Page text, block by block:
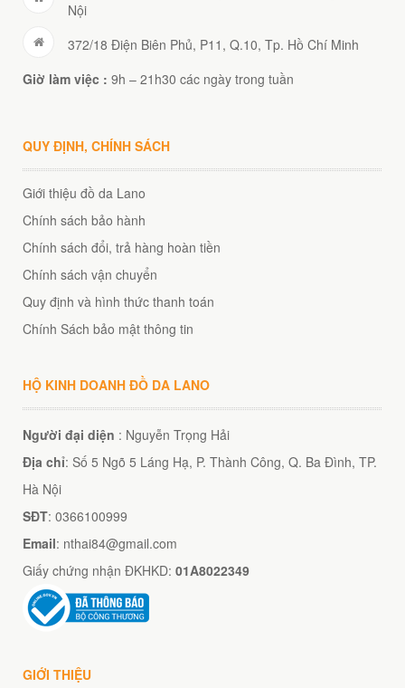
Nội
372/18 Điện Biên Phủ, P11, Q.10, Tp. Hồ Chí Minh
Giờ làm việc : 9h – 21h30 các ngày trong tuần
QUY ĐỊNH, CHÍNH SÁCH
Giới thiệu đồ da Lano
Chính sách bảo hành
Chính sách đổi, trả hàng hoàn tiền
Chính sách vận chuyển
Quy định và hình thức thanh toán
Chính Sách bảo mật thông tin
HỘ KINH DOANH ĐỒ DA LANO
Người đại diện : Nguyễn Trọng Hải
Địa chỉ: Số 5 Ngõ 5 Láng Hạ, P. Thành Công, Q. Ba Đình, TP.
Hà Nội
SĐT: 0366100999
Email: nthai84@gmail.com
Giấy chứng nhận ĐKHKD: 01A8022349
GIỚI THIỆU